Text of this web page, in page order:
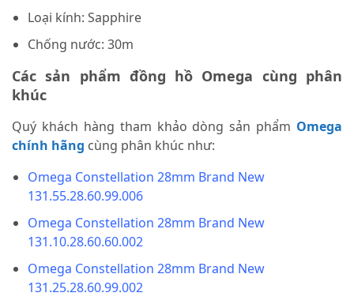
Loại kính: Sapphire
Chống nước: 30m
Các sản phẩm đồng hồ Omega cùng phân
khúc
Quý khách hàng tham khảo dòng sản phẩm Omega
chính hãng cùng phân khúc như:
Omega Constellation 28mm Brand New
131.55.28.60.99.006
Omega Constellation 28mm Brand New
131.10.28.60.60.002
Omega Constellation 28mm Brand New
131.25.28.60.99.002